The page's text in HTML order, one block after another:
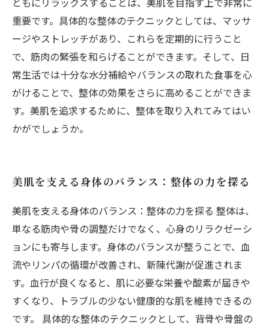
重要です。具体的な整体のテクニックとしては、マッサ
ージやストレッチがあり、これらを定期的に行うこと
で、筋肉の緊張を和らげることができます。そして、日
常生活では十分な水分補給やバランスの取れた食事を心
がけることで、整体の効果をさらに高めることができま
す。美肌を追求するために、整体を取り入れてみてはい
かがでしょうか。
美肌を支える身体のバランス：整体の力を探る
美肌を支える身体のバランス：整体の力を探る 整体は、
単なる筋肉や骨の調整だけでなく、心身のリラクゼーシ
ョンにも寄与します。身体のバランスが整うことで、血
流やリンパの循環が改善され、新陳代謝が促進されま
す。血行が良くなると、肌に必要な栄養や酸素が届きや
すくなり、トラブルの少ない健康的な肌を維持できるの
です。 具体的な整体のテクニックとして、背骨や骨盤の